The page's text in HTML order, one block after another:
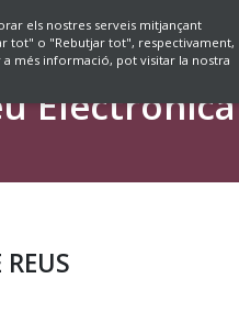
Electrònica
els nostres serveis mitjançant
tot" o "Rebutjar tot", respectivament,
més informació, pot visitar la nostra